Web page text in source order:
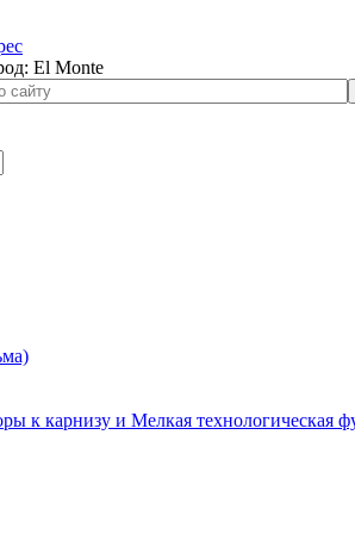
El Monte
к карнизу и Мелкая технологическая